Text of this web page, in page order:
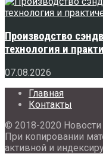
Производство
технология и
07.08.2026
Главная
Контакты
© 2018-2020 Новости
При копировании
активной и